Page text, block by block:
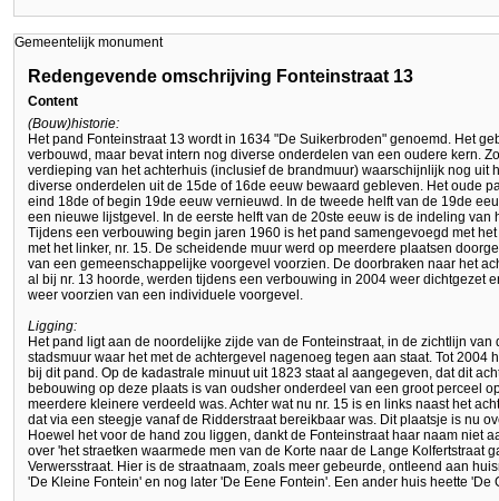
Gemeentelijk monument
Redengevende omschrijving Fonteinstraat 13
Content
(Bouw)historie:
Het pand Fonteinstraat 13 wordt in 1634 "De Suikerbroden" genoemd. Het
verbouwd, maar bevat intern nog diverse onderdelen van een oudere kern.
verdieping van het achterhuis (inclusief de brandmuur) waarschijnlijk nog uit
diverse onderdelen uit de 15de of 16de eeuw bewaard gebleven. Het oude
eind 18de of begin 19de eeuw vernieuwd. In de tweede helft van de 19de
een nieuwe lijstgevel. In de eerste helft van de 20ste eeuw is de indeling
Tijdens een verbouwing begin jaren 1960 is het pand samengevoegd met
met het linker, nr. 15. De scheidende muur werd op meerdere plaatsen
van een gemeenschappelijke voorgevel voorzien. De doorbraken naar het
al bij nr. 13 hoorde, werden tijdens een verbouwing in 2004 weer dichtgezet
weer voorzien van een individuele voorgevel.
Ligging:
Het pand ligt aan de noordelijke zijde van de Fonteinstraat, in de zichtlijn van
stadsmuur waar het met de achtergevel nagenoeg tegen aan staat. Tot 2004
bij dit pand. Op de kadastrale minuut uit 1823 staat al aangegeven, dat dit
bebouwing op deze plaats is van oudsher onderdeel van een groot perceel
meerdere kleinere verdeeld was. Achter wat nu nr. 15 is en links naast het
dat via een steegje vanaf de Ridderstraat bereikbaar was. Dit plaatsje is nu
Hoewel het voor de hand zou liggen, dankt de Fonteinstraat haar naam niet
over 'het straetken waarmede men van de Korte naar de Lange Kolfertstraat
Verwersstraat. Hier is de straatnaam, zoals meer gebeurde, ontleend aan
'De Kleine Fontein' en nog later 'De Eene Fontein'. Een ander huis heette 'De